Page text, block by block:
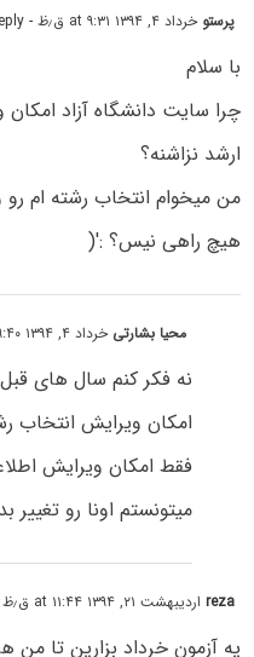
پرستو خرداد ۴, ۱۳۹۴ at ۹:۳۱ ق٫ظ - Reply
با سلام
چرا سایت دانشگاه آزاد
ارشد نزاشنه؟
من میخوام انتخاب رشته ام
هیچ راهی نیس؟ :'(
محیا بشارتی خرداد ۴, ۱۳۹۴ at ۹:۴۰ ق٫ظ
نه فکر کنم سال های
امکان ویرایش انتخاب
فقط امکان ویرایش
میتونستم اونا رو تغییر
rezaاردیبهشت ۲۱, ۱۳۹۴ at ۱۱:۴۴ ق٫ظ
یه آزمون خرداد بزارین تا